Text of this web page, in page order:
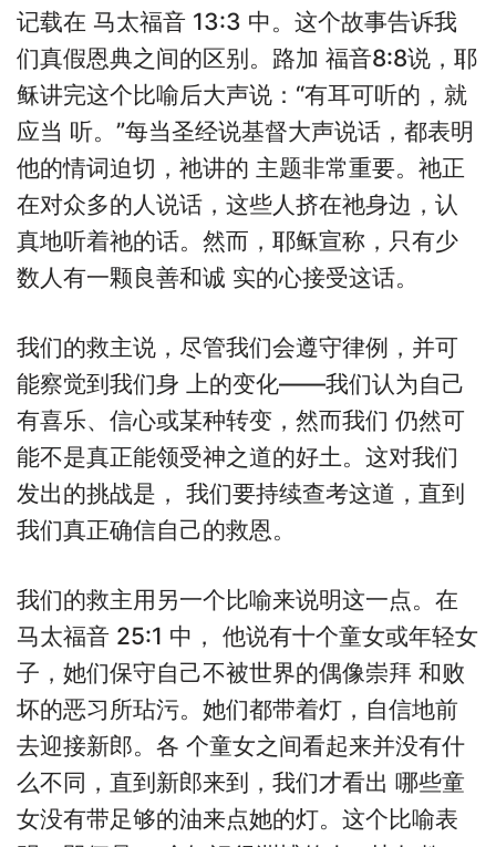
记载在 马太福音 13:3 中。这个故事告诉我
们真假恩典之间的区别。路加 福音8:8说，耶
稣讲完这个比喻后大声说：“有耳可听的，就
应当 听。”每当圣经说基督大声说话，都表明
他的情词迫切，祂讲的 主题非常重要。祂正
在对众多的人说话，这些人挤在祂身边，认
真地听着祂的话。然而，耶稣宣称，只有少
数人有一颗良善和诚 实的心接受这话。
我们的救主说，尽管我们会遵守律例，并可
能察觉到我们身 上的变化——我们认为自己
有喜乐、信心或某种转变，然而我们 仍然可
能不是真正能领受神之道的好土。这对我们
发出的挑战是， 我们要持续查考这道，直到
我们真正确信自己的救恩。
我们的救主用另一个比喻来说明这一点。在
马太福音 25:1 中， 他说有十个童女或年轻女
子，她们保守自己不被世界的偶像崇拜 和败
坏的恶习所玷污。她们都带着灯，自信地前
去迎接新郎。各 个童女之间看起来并没有什
么不同，直到新郎来到，我们才看出 哪些童
女没有带足够的油来点她的灯。这个比喻表